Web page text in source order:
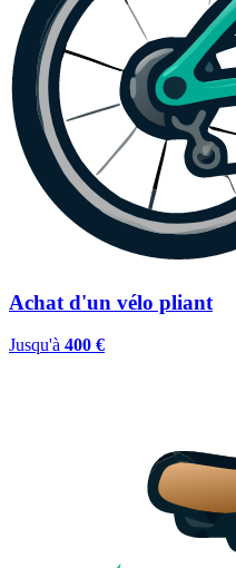
Achat d'un vélo pliant
Jusqu'à 400 €